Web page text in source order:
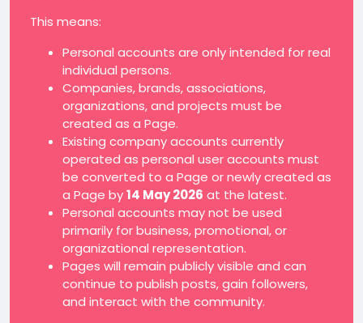
This means:
Personal accounts are only intended for real
individual persons.
Companies, brands, associations,
organizations, and projects must be
created as a Page.
Existing company accounts currently
operated as personal user accounts must
be converted to a Page or newly created as
a Page by14 May 2026 at the latest.
Personal accounts may not be used
primarily for business, promotional, or
organizational representation.
Pages will remain publicly visible and can
continue to publish posts, gain followers,
and interact with the community.